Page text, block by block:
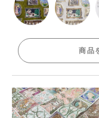
商品